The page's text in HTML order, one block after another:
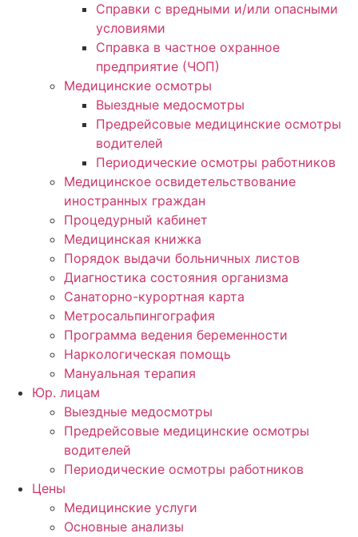
Cправки с вредными и/или опасными
условиями
Справка в частное охранное
предприятие (ЧОП)
Медицинские осмотры
Выездные медосмотры
Предрейсовые медицинские осмотры
водителей
Периодические осмотры работников
Медицинское освидетельствование
иностранных граждан
Процедурный кабинет
Медицинская книжка
Порядок выдачи больничных листов
Диагностика состояния организма
Санаторно-курортная карта
Метросальпингография
Программа ведения беременности
Наркологическая помощь
Мануальная терапия
Юр. лицам
Выездные медосмотры
Предрейсовые медицинские осмотры
водителей
Периодические осмотры работников
Цены
Медицинские услуги
Основные анализы